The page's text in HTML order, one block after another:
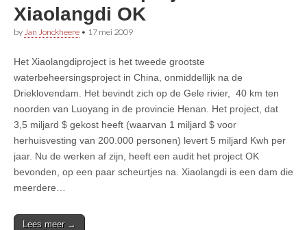
Xiaolangdi OK
by Jan Jonckheere • 17 mei 2009
Het Xiaolangdiproject is het tweede grootste
waterbeheersingsproject in China, onmiddellijk na de
Drieklovendam. Het bevindt zich op de Gele rivier, 40 km ten
noorden van Luoyang in de provincie Henan. Het project, dat
3,5 miljard $ gekost heeft (waarvan 1 miljard $ voor
herhuisvesting van 200.000 personen) levert 5 miljard Kwh per
jaar. Nu de werken af zijn, heeft een audit het project OK
bevonden, op een paar scheurtjes na. Xiaolangdi is een dam die
meerdere…
Lees meer →